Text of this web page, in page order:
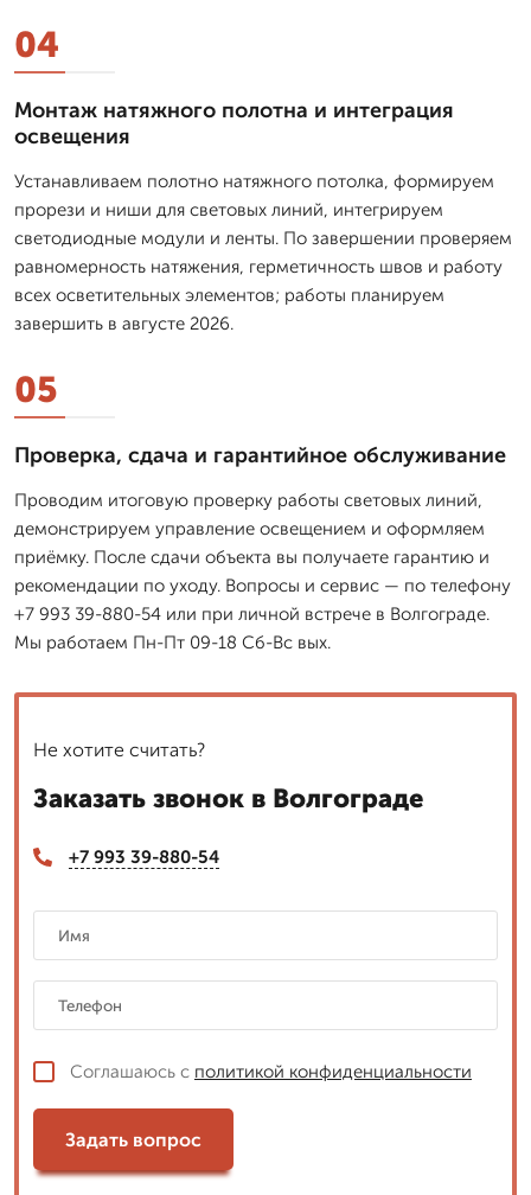
04
Монтаж натяжного полотна и интеграция
освещения
Устанавливаем полотно натяжного потолка, формируем
прорези и ниши для световых линий, интегрируем
светодиодные модули и ленты. По завершении проверяем
равномерность натяжения, герметичность швов и работу
всех осветительных элементов; работы планируем
завершить в августе 2026.
05
Проверка, сдача и гарантийное обслуживание
Проводим итоговую проверку работы световых линий,
демонстрируем управление освещением и оформляем
приёмку. После сдачи объекта вы получаете гарантию и
рекомендации по уходу. Вопросы и сервис — по телефону
+7 993 39-880-54 или при личной встрече в Волгограде.
Мы работаем Пн-Пт 09-18 Сб-Вс вых.
Не хотите считать?
Заказать звонок в Волгограде
+7 993 39-880-54
Соглашаюсь с политикой конфиденциальности
Задать вопрос